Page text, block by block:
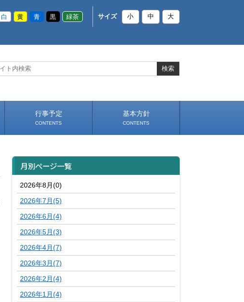
白 黄 青 黒 緑茶 サイズ 小 中 大
行事予定
CONTENTS
基本方針
CONTENTS
月別ページ一覧
2026年8月(0)
2026年7月(5)
2026年6月(4)
2026年5月(3)
2026年4月(7)
2026年3月(7)
2026年2月(4)
2026年1月(4)